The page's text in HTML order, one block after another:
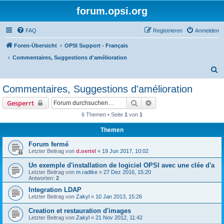
forum.opsi.org
FAQ Anmelden
Registrieren
Foren-Übersicht
OPSI Support - Français
Commentaires, Suggestions d'amélioration
Commentaires, Suggestions d'amélioration
Gesperrt Suche
6 Themen • Seite 1 von 1
Themen
Forum fermé
Letzter Beitrag von d.oertel « 19 Jun 2017, 10:02
Un exemple d'installation de logiciel OPSI avec une clée d'a
Letzter Beitrag von m.radtke « 27 Dez 2016, 15:20
Antworten: 2
Integration LDAP
Letzter Beitrag von Zakyl « 10 Jan 2013, 15:26
Creation et restauration d'images
Letzter Beitrag von Zakyl « 21 Nov 2012, 11:42